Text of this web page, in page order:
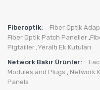
Fiberoptik: Fiber Optik
Fiber Optik Patch Paneller ,
Pigtailler ,Yeraltı Ek Kutuları
Network Bakır Ürünler:
Modules and Plugs , Network
Panels